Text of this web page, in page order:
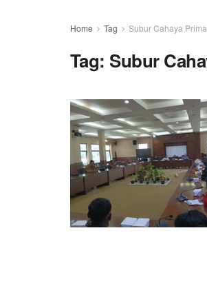
Home Tag Subur Cahaya Prima
Tag: Subur